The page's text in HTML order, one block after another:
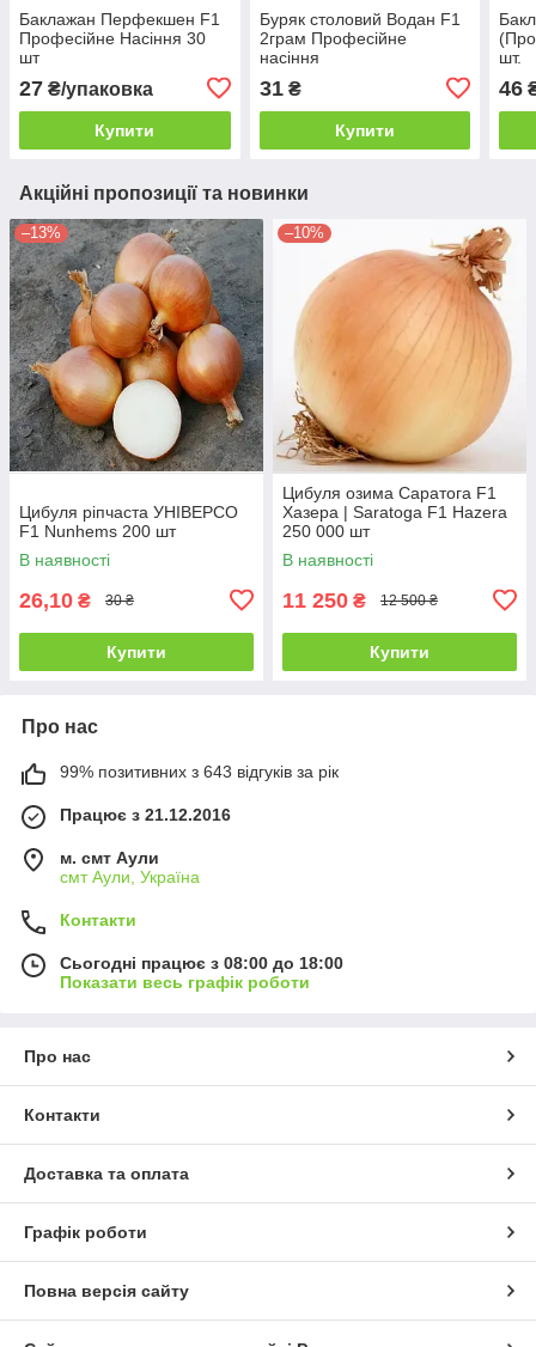
Баклажан Перфекшен F1
Професійне Насіння 30
шт
27 ₴/упаковка
Купити
Буряк столовий Водан F1
2грам Професійне
насіння
31₴
Купити
шт.
46
Акційні пропозиції та новинки
–13%
Цибуля ріпчаста УНІВЕРСО
F1 Nunhems 200 шт
В наявності
26,10 ₴ 30 ₴
Купити
–10%
Цибуля озима Саратога F1
Хазера | Saratoga F1 Hazera
250 000 шт
В наявності
11 250 ₴ 12 500 ₴
Купити
Про нас
99% позитивних з 643 відгуків за рік
Працює з 21.12.2016
м. смт Аули
смт Аули, Україна
Контакти
Сьогодні працює з 08:00 до 18:00
Показати весь графік роботи
Про нас
Контакти
Доставка та оплата
Графік роботи
Повна версія сайту